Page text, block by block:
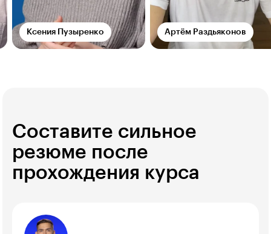
Ксения Пузыренко Артём Раздьяконов
Составите сильное
резюме после
прохождения курса